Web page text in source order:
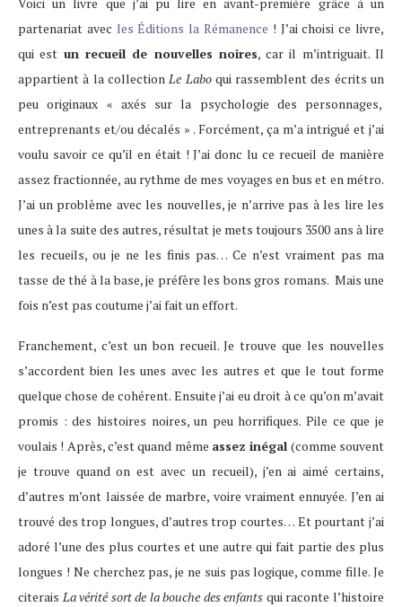
Voici un livre que j’ai pu lire en avant-première grâce à un
partenariat avec les Éditions la Rémanence ! J’ai choisi ce livre,
qui est un recueil de nouvelles noires, car il m’intriguait. Il
appartient à la collectionLe Labo qui rassemblent des écrits un
peu originaux « axés sur la psychologie des personnages,
entreprenants et/ou décalés » . Forcément, ça m’a intrigué et j’ai
voulu savoir ce qu’il en était ! J’ai donc lu ce recueil de manière
assez fractionnée, au rythme de mes voyages en bus et en métro.
J’ai un problème avec les nouvelles, je n’arrive pas à les lire les
unes à la suite des autres, résultat je mets toujours 3500 ans à lire
les recueils, ou je ne les finis pas… Ce n’est vraiment pas ma
tasse de thé à la base, je préfère les bons gros romans. Mais une
fois n’est pas coutume j’ai fait un effort.
Franchement, c’est un bon recueil. Je trouve que les nouvelles
s’accordent bien les unes avec les autres et que le tout forme
quelque chose de cohérent. Ensuite j’ai eu droit à ce qu’on m’avait
promis : des histoires noires, un peu horrifiques. Pile ce que je
voulais ! Après, c’est quand même assez inégal (comme souvent
je trouve quand on est avec un recueil), j’en ai aimé certains,
d’autres m’ont laissée de marbre, voire vraiment ennuyée. J’en ai
trouvé des trop longues, d’autres trop courtes… Et pourtant j’ai
adoré l’une des plus courtes et une autre qui fait partie des plus
longues ! Ne cherchez pas, je ne suis pas logique, comme fille. Je
citerais La vérité sort de la bouche des enfants qui raconte l’histoire